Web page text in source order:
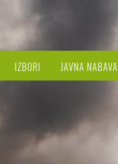
IZBORI JAVNA NABAVA